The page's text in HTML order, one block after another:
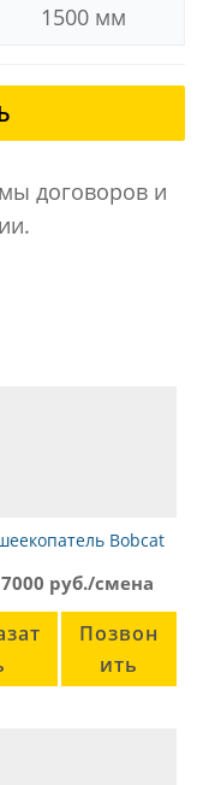
1500 мм
договоров и
Bobcat
руб./смена
Позвон
ить